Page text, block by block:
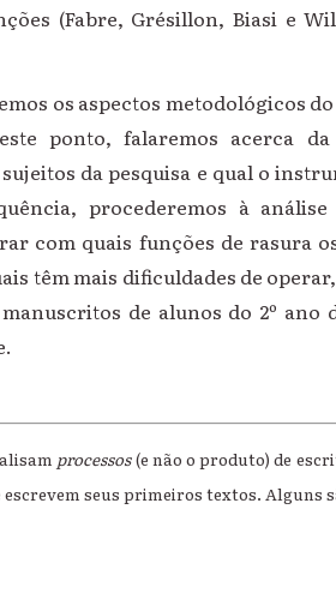
(Fabre, Grésillon, Biasi e
os aspectos metodológicos
ponto, falaremos acerca
da pesquisa e qual o
procederemos à
com quais funções de rasura
têm mais dificuldades de
de alunos do 2º ano
.
processos(e não o produto) de
seus primeiros textos. Alguns